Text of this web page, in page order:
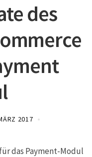
des
2017
das Payment-Modul